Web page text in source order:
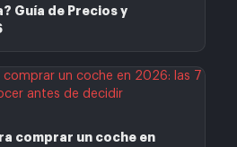
Guía de Precios y
comprar un coche en